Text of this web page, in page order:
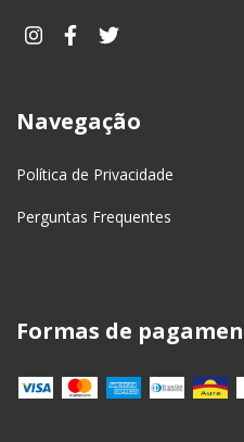
Navegação
Política de Privacidade
Perguntas Frequentes
Formas de